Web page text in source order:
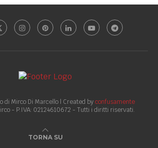
di Mirco Di Marcello | Created byconfusamente
- P.IVA: 02124610672 - Tutti i diritti riservati.
TORNA SU